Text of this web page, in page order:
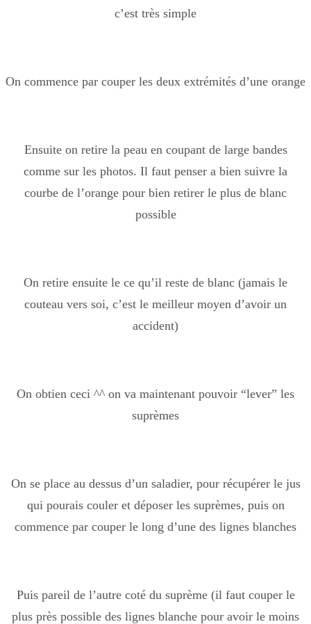
c’est très simple
On commence par couper les deux extrémités d’une orange
Ensuite on retire la peau en coupant de large bandes
comme sur les photos. Il faut penser a bien suivre la
courbe de l’orange pour bien retirer le plus de blanc
possible
On retire ensuite le ce qu’il reste de blanc (jamais le
couteau vers soi, c’est le meilleur moyen d’avoir un
accident)
On obtien ceci ^^ on va maintenant pouvoir “lever” les
suprèmes
On se place au dessus d’un saladier, pour récupérer le jus
qui pourais couler et déposer les suprèmes, puis on
commence par couper le long d’une des lignes blanches
Puis pareil de l’autre coté du suprème (il faut couper le
plus près possible des lignes blanche pour avoir le moins